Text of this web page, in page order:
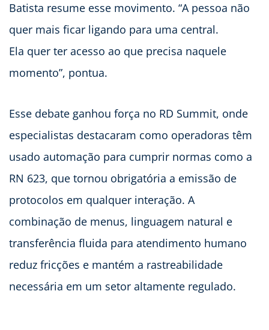
Batista resume esse movimento. “A pessoa não
quer mais ficar ligando para uma central.
Ela quer ter acesso ao que precisa naquele
momento”, pontua.
Esse debate ganhou força no RD Summit, onde
especialistas destacaram como operadoras têm
usado automação para cumprir normas como a
RN 623, que tornou obrigatória a emissão de
protocolos em qualquer interação. A
combinação de menus, linguagem natural e
transferência fluida para atendimento humano
reduz fricções e mantém a rastreabilidade
necessária em um setor altamente regulado.